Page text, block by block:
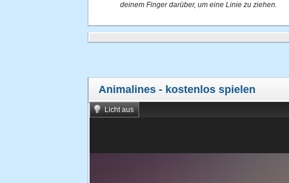
deinem Finger darüber, um eine Linie zu ziehen.
Animalines - kostenlos spielen
Licht aus